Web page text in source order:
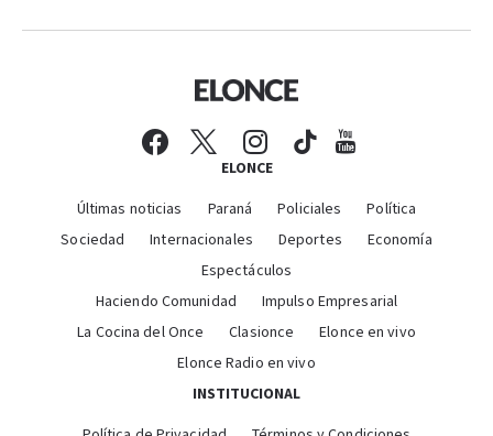
ELONCE
Últimas noticias Paraná Policiales
Política
Sociedad
Internacionales Deportes
Economía
Espectáculos
Haciendo Comunidad
Impulso Empresarial
La Cocina del Once
Clasionce
Elonce en vivo
Elonce Radio en vivo
INSTITUCIONAL